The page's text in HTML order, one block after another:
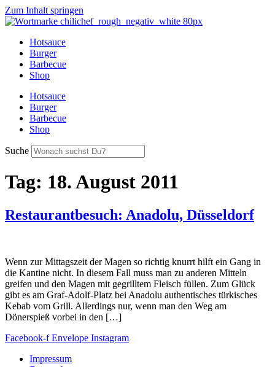
Zum Inhalt springen
Hotsauce
Burger
Barbecue
Shop
Hotsauce
Burger
Barbecue
Shop
Suche
Tag: 18. August 2011
Restaurantbesuch: Anadolu, Düsseldorf
Wenn zur Mittagszeit der Magen so richtig knurrt hilft ein Gang in
die Kantine nicht. In diesem Fall muss man zu anderen Mitteln
greifen und den Magen mit gegrilltem Fleisch füllen. Zum Glück
gibt es am Graf-Adolf-Platz bei Anadolu authentisches türkisches
Kebab vom Grill. Allerdings nur, wenn man den Weg am
Dönerspieß vorbei in den […]
Facebook-f Envelope Instagram
Impressum